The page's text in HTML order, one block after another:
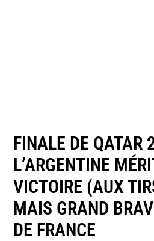
FINALE DE QATAR
L’ARGENTINE
VICTOIRE (AUX
MAIS GRAND
DE FRANCE